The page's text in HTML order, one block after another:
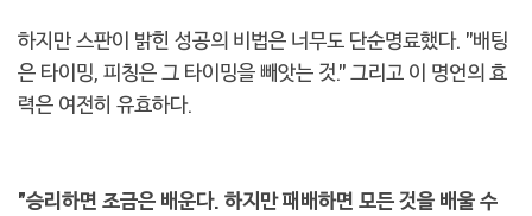
하지만 스판이 밝힌 성공의 비법은 너무도 단순명료했다. "배팅
은 타이밍, 피칭은 그 타이밍을 빼앗는 것." 그리고 이 명언의 효
력은 여전히 유효하다.
"승리하면 조금은 배운다. 하지만 패배하면 모든 것을 배울 수